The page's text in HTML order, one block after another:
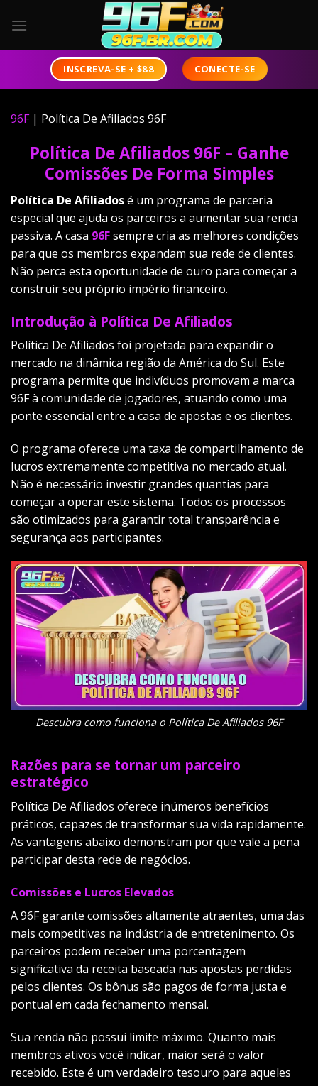
INSCREVA-SE + $88 CONECTE-SE
96F| Política De Afiliados 96F
Política De Afiliados 96F – Ganhe
Comissões De Forma Simples
Política De Afiliadosé um programa de parceria
especial que ajuda os parceiros a aumentar sua renda
passiva. A casa 96Fsempre cria as melhores condições
para que os membros expandam sua rede de clientes.
Não perca esta oportunidade de ouro para começar a
construir seu próprio império financeiro.
Introdução à Política De Afiliados
Política De Afiliados foi projetada para expandir o
mercado na dinâmica região da América do Sul. Este
programa permite que indivíduos promovam a marca
96F à comunidade de jogadores, atuando como uma
ponte essencial entre a casa de apostas e os clientes.
O programa oferece uma taxa de compartilhamento de
lucros extremamente competitiva no mercado atual.
Não é necessário investir grandes quantias para
começar a operar este sistema. Todos os processos
são otimizados para garantir total transparência e
segurança aos participantes.
Descubra como funciona o Política De Afiliados 96F
Razões para se tornar um parceiro
estratégico
Política De Afiliados oferece inúmeros benefícios
práticos, capazes de transformar sua vida rapidamente.
As vantagens abaixo demonstram por que vale a pena
participar desta rede de negócios.
Comissões e Lucros Elevados
A 96F garante comissões altamente atraentes, uma das
mais competitivas na indústria de entretenimento. Os
parceiros podem receber uma porcentagem
significativa da receita baseada nas apostas perdidas
pelos clientes. Os bônus são pagos de forma justa e
pontual em cada fechamento mensal.
Sua renda não possui limite máximo. Quanto mais
membros ativos você indicar, maior será o valor
recebido. Este é um verdadeiro tesouro para aqueles